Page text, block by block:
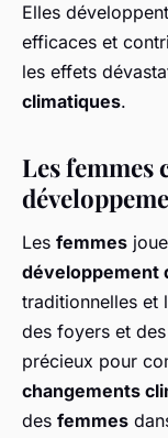
Elles
efficaces et
les effets
climatiques.
Les femmes
Les femmes
développement
traditionnelles et
des foyers et
précieux pour
changements
des femmes